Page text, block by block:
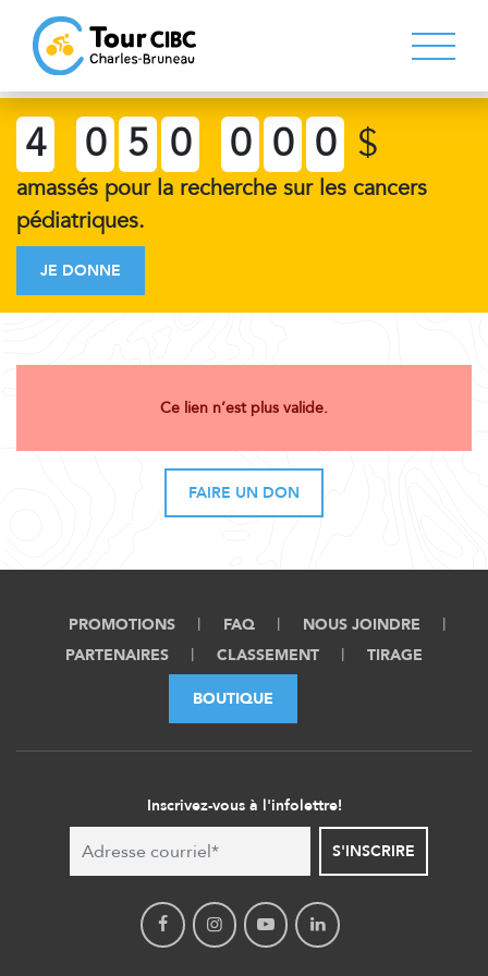
4 0 5 0 0 0 0 $
amassés pour la recherche sur les cancers
pédiatriques.
JE DONNE
Ce lien n’est plus valide.
FAIRE UN DON
PROMOTIONS FAQ
NOUS JOINDRE
PARTENAIRES
CLASSEMENT TIRAGE
BOUTIQUE
Inscrivez-vous à l'infolettre!
S'INSCRIRE